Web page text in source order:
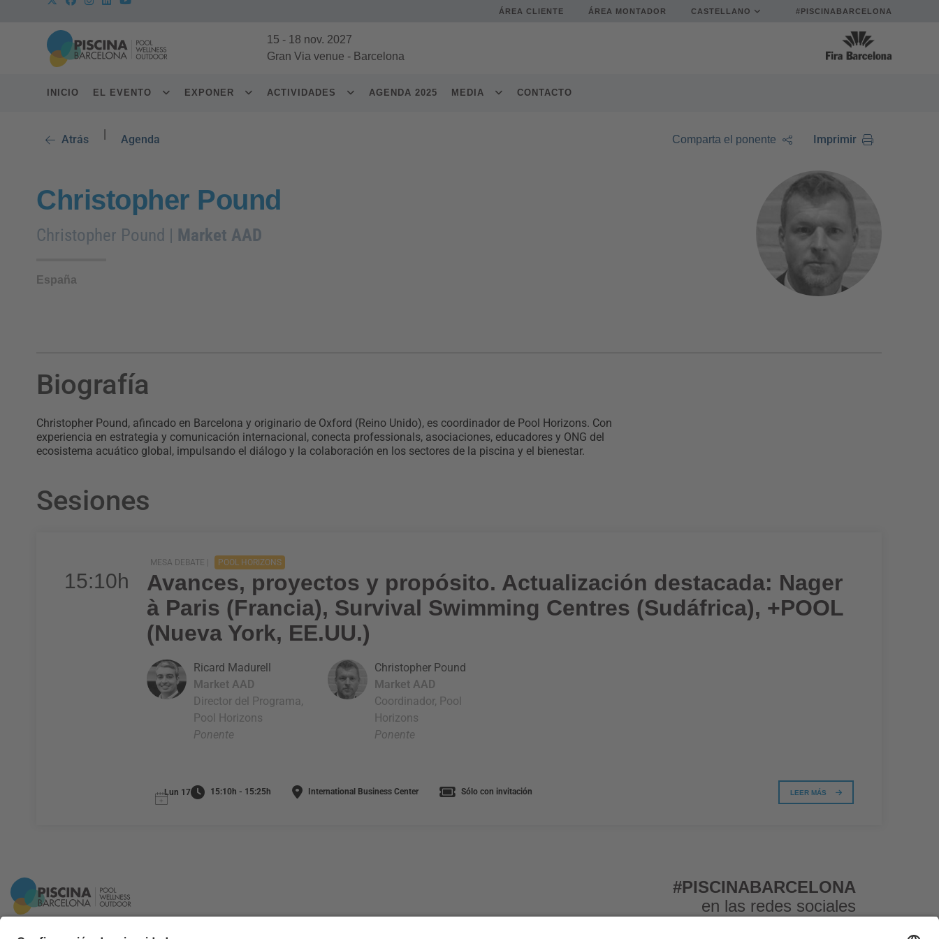
ÁREA CLIENTE ÁREA MONTADOR CASTELLANO #PISCINABARCELONA
15 - 18 nov. 2027
Gran Via venue - Barcelona
INICIO EL EVENTO EXPONER ACTIVIDADES AGENDA 2025 MEDIA CONTACTO
Atrás Agenda Comparta el ponente Imprimir
Christopher Pound
Christopher Pound | Market AAD
España
Biografía
Christopher Pound, afincado en Barcelona y originario de Oxford (Reino Unido), es coordinador de Pool Horizons. Con
experiencia en estrategia y comunicación internacional, conecta professionals, asociaciones, educadores y ONG del
ecosistema acuático global, impulsando el diálogo y la colaboración en los sectores de la piscina y el bienestar.
Sesiones
15:10h
MESA DEBATE | POOL HORIZONS
Avances, proyectos y propósito. Actualización destacada: Nager
à Paris (Francia), Survival Swimming Centres (Sudáfrica), +POOL
(Nueva York, EE.UU.)
Ricard Madurell
Market AAD
Director del Programa,
Pool Horizons
Ponente
Christopher Pound
Market AAD
Coordinador, Pool
Horizons
Ponente
Lun 17 15:10h - 15:25h International Business Center Sólo con invitación LEER MÁS
Información general
#PISCINABARCELONA
en las redes sociales